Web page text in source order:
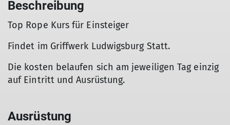
Beschreibung
Top Rope Kurs für Einsteiger
Findet im Griffwerk Ludwigsburg Statt.
Die kosten belaufen sich am jeweiligen Tag einzig
auf Eintritt und Ausrüstung.
Ausrüstung